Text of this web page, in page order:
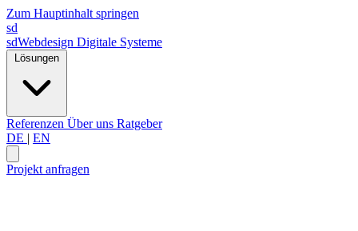
Zum Hauptinhalt springen
sd
sdWebdesign Digitale Systeme
Lösungen
Referenzen Über uns Ratgeber
DE | EN
Projekt anfragen